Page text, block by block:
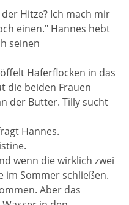
Hitze? Ich mach mir
einen." Hannes hebt
seinen
Haferflocken in das
die beiden Frauen
der Butter. Tilly sucht
Hannes.
wenn die wirklich zwei
im Sommer schließen.
Aber das